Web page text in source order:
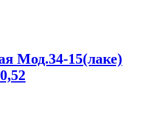
Мод.34-15(лаке)